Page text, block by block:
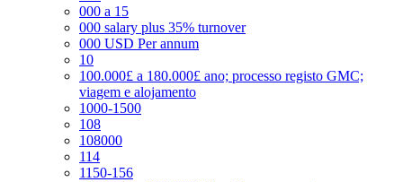
000 a 15
000 salary plus 35% turnover
000 USD Per annum
10
100.000£ a 180.000£ ano; processo registo GMC;
viagem e alojamento
1000-1500
108
108000
114
1150-156